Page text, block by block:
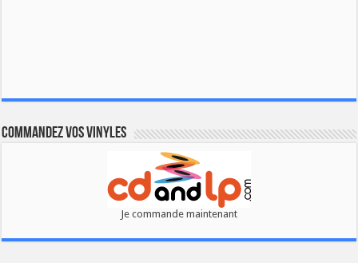
Commandez vos vinyles
Je commande maintenant